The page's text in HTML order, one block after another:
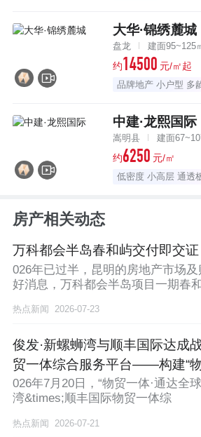
大华·锦绣麓城
盘龙 建面95~125
约14500 元/㎡起
品牌地产 小户型 多
中建·龙熙国际
嵩明县 建面
约6250 元/㎡
低密度 小高层 通透
房产相关动态
万科都会半岛春和屿交付即交证
026年已过半，昆明的房地产市场及
好消息，万科都会半岛项目一期春
热点新闻 2026-07-23
俊发·新螺蛳湾与顺丰国际达成
贸一体综合服务平台——构建“物
直达”服务
026年7月20日，“物贸一体·通达全
湾&times;顺丰国际物贸一体综
热点新闻 2026-07-21